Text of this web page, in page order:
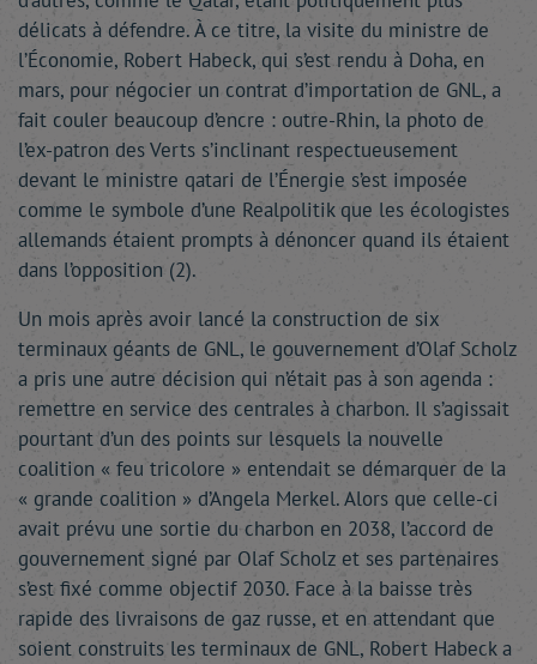
délicats à défendre. À ce titre, la visite du ministre de
l’Économie, Robert Habeck, qui s’est rendu à Doha, en
mars, pour négocier un contrat d’importation de GNL, a
fait couler beaucoup d’encre : outre-Rhin, la photo de
l’ex-patron des Verts s’inclinant respectueusement
devant le ministre qatari de l’Énergie s’est imposée
comme le symbole d’une Realpolitik que les écologistes
allemands étaient prompts à dénoncer quand ils étaient
dans l’opposition (2).
Un mois après avoir lancé la construction de six
terminaux géants de GNL, le gouvernement d’Olaf Scholz
a pris une autre décision qui n’était pas à son agenda :
remettre en service des centrales à charbon. Il s’agissait
pourtant d’un des points sur lesquels la nouvelle
coalition « feu tricolore » entendait se démarquer de la
« grande coalition » d’Angela Merkel. Alors que celle-ci
avait prévu une sortie du charbon en 2038, l’accord de
gouvernement signé par Olaf Scholz et ses partenaires
s’est fixé comme objectif 2030. Face à la baisse très
rapide des livraisons de gaz russe, et en attendant que
soient construits les terminaux de GNL, Robert Habeck a